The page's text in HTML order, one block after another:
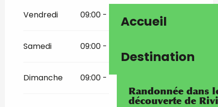
Accueil
Destination
Randonnée dans
découverte de
Vendredi 09:00 - 00:00
Samedi 09:00 - 00:00
Dimanche 09:00 - 00:00